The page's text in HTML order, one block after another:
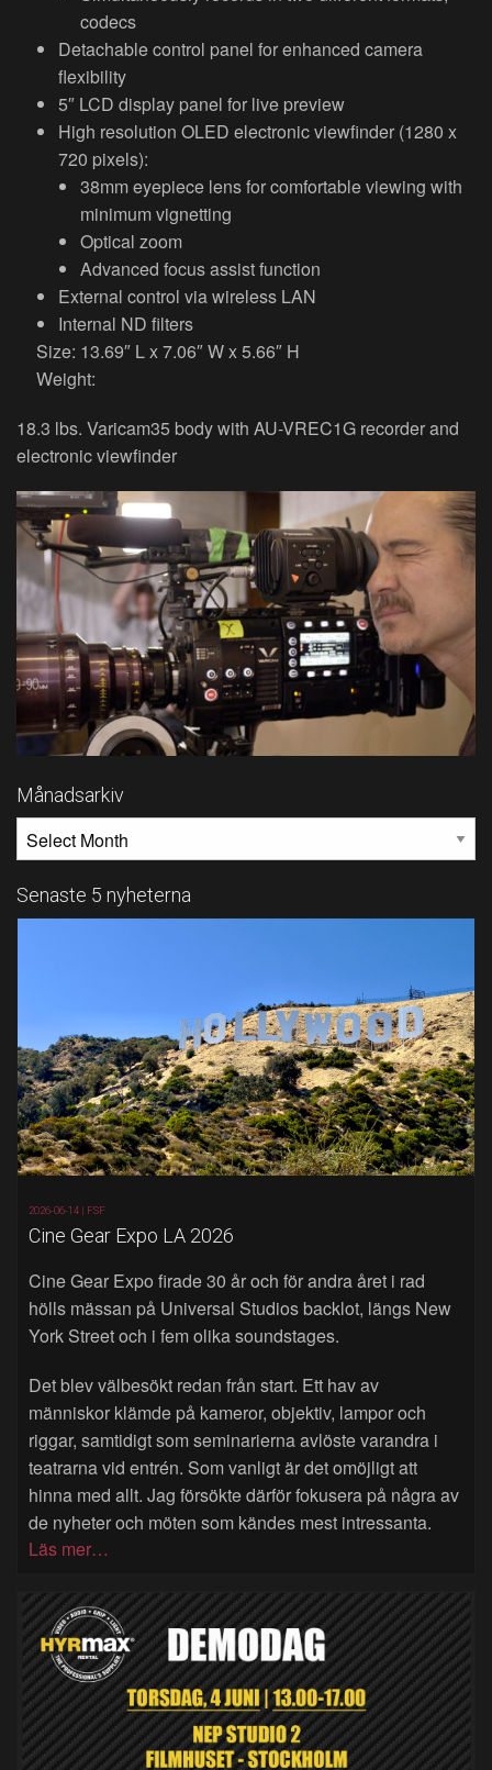
codecs
Detachable control panel for enhanced camera
flexibility
5″ LCD display panel for live preview
High resolution OLED electronic viewfinder (1280 x
720 pixels):
38mm eyepiece lens for comfortable viewing with
minimum vignetting
Optical zoom
Advanced focus assist function
External control via wireless LAN
Internal ND filters
Size: 13.69″ L x 7.06″ W x 5.66″ H
Weight:
18.3 lbs. Varicam35 body with AU-VREC1G recorder and
electronic viewfinder
Månadsarkiv
Senaste 5 nyheterna
2026-06-14 | FSF
Cine Gear Expo LA 2026
Cine Gear Expo firade 30 år och för andra året i rad
hölls mässan på Universal Studios backlot, längs New
York Street och i fem olika soundstages.
Det blev välbesökt redan från start. Ett hav av
människor klämde på kameror, objektiv, lampor och
riggar, samtidigt som seminarierna avlöste varandra i
teatrarna vid entrén. Som vanligt är det omöjligt att
hinna med allt. Jag försökte därför fokusera på några av
de nyheter och möten som kändes mest intressanta.
Läs mer…